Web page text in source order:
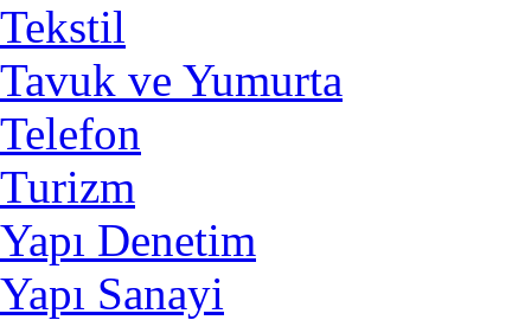
Tekstil
Tavuk ve Yumurta
Telefon
Turizm
Yapı Denetim
Yapı Sanayi